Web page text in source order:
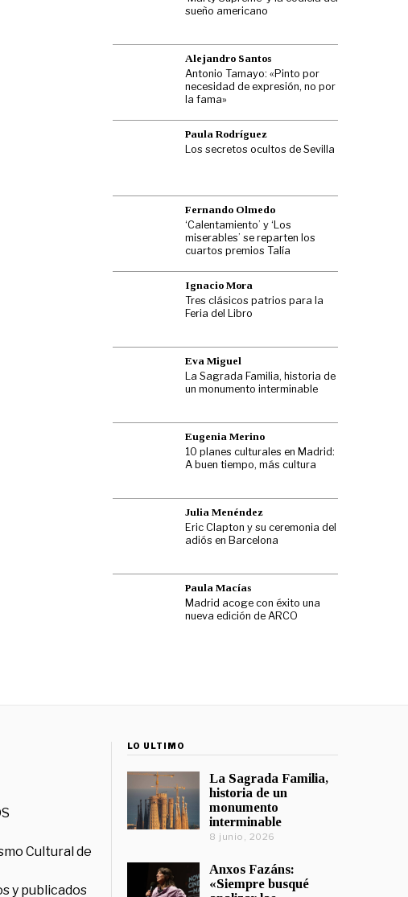
sueño americano
Alejandro Santos
Antonio Tamayo: «Pinto por
necesidad de expresión, no por
la fama»
Paula Rodríguez
Los secretos ocultos de Sevilla
Fernando Olmedo
‘Calentamiento’ y ‘Los
miserables’ se reparten los
cuartos premios Talía
Ignacio Mora
Tres clásicos patrios para la
Feria del Libro
Eva Miguel
La Sagrada Familia, historia de
un monumento interminable
Eugenia Merino
10 planes culturales en Madrid:
A buen tiempo, más cultura
Julia Menéndez
Eric Clapton y su ceremonia del
adiós en Barcelona
Paula Macías
Madrid acoge con éxito una
nueva edición de ARCO
Cultural de
y publicados
LO ÚLTIMO
La Sagrada Familia,
historia de un
monumento
interminable
8 junio, 2026
Anxos Fazáns:
«Siempre busqué